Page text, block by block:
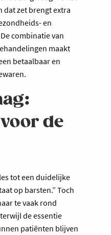
dat zet brengt extra
en
combinatie van
maakt
betaalbaar en
de
tot een duidelijke
op barsten.” Toch
te vaak rond
de essentie
patiënten blijven